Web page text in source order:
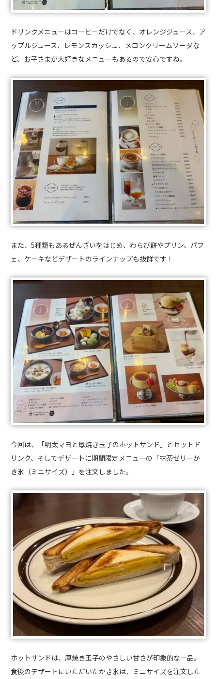
ドリンクメニューはコーヒーだけでなく、オレンジジュース、ア
ップルジュース、レモンスカッシュ、メロンクリームソーダな
ど、お子さまが大好きなメニューもあるので安心ですね。
また、5種類もあるぜんざいをはじめ、わらび餅やプリン、パフ
ェ、ケーキなどデザートのラインナップも抜群です！
今回は、「明太マヨと厚焼き玉子のホットサンド」とセットド
リンク、そしてデザートに期間限定メニューの「抹茶ゼリーか
き氷（ミニサイズ）」を注文しました。
ホットサンドは、厚焼き玉子のやさしい甘さが印象的な一品。
食後のデザートにいただいたかき氷は、ミニサイズを注文した